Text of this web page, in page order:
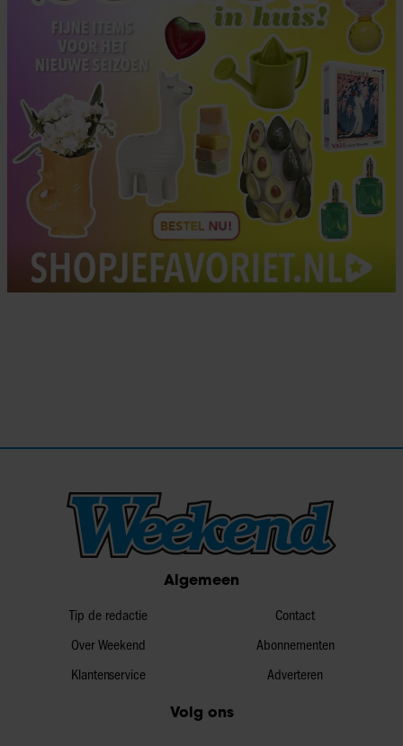
Algemeen
Tip de redactie
Over Weekend
Klantenservice
Contact
Abonnementen
Adverteren
Volg ons